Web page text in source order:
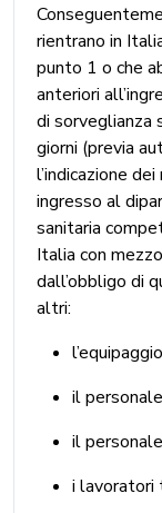
rientrano in
punto 1 o che
anteriori
di sorveglianza
giorni (previa
l’indicazione
ingresso al
sanitaria
Italia con
dall’obbligo di
altri:
il
il
i lavoratori